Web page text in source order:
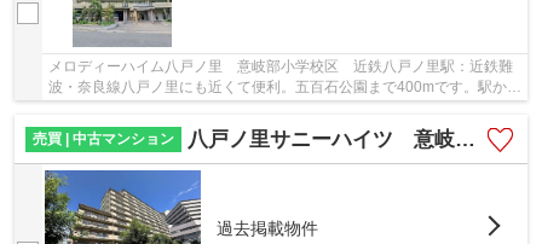
メロディーハイム八戸ノ里 意岐部小学校区 近鉄八戸ノ里駅：近鉄難
波・奈良線八戸ノ里にも近くて便利。五百石公園まで400mです。駅から
売買 | 中古マンション
八戸ノ里サニーハイツ 意岐部小学校区 近鉄八戸ノ里駅
過去掲載物件